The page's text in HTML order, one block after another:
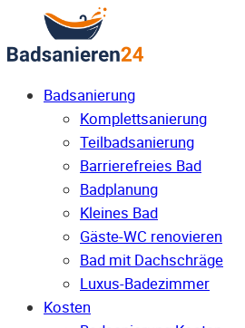
Badsanierung
Komplettsanierung
Teilbadsanierung
Barrierefreies Bad
Badplanung
Kleines Bad
Gäste-WC renovieren
Bad mit Dachschräge
Luxus-Badezimmer
Kosten